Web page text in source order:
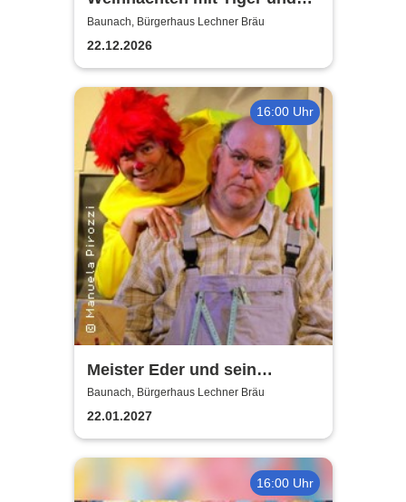
Bär - Chapeau Claque
Bamberg
Baunach, Bürgerhaus Lechner Bräu
22.12.2026
16:00 Uhr
Meister Eder und sein
Pumuckl
Baunach, Bürgerhaus Lechner Bräu
22.01.2027
16:00 Uhr